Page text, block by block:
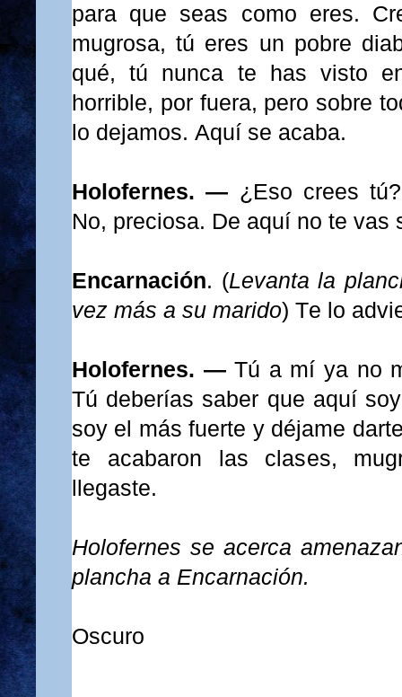
para que seas como eres.
mugrosa, tú eres un pobre
qué, tú nunca te has visto
horrible, por fuera, pero sobre
lo dejamos. Aquí se acaba.
Holofernes. — ¿Eso crees
No, preciosa. De aquí no te vas
Encarnación. (Levanta la
vez más a su marido) Te lo
Holofernes. —Tú a mí ya no
Tú deberías saber que aquí
soy el más fuerte y déjame
te acabaron las clases,
llegaste.
Holofernes se acerca
plancha a Encarnación.
Oscuro